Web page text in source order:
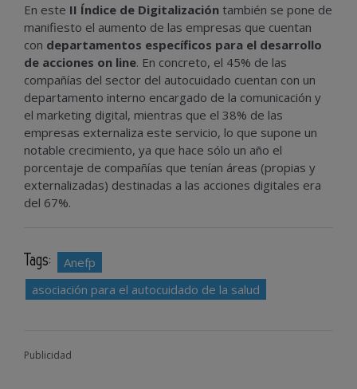
En este II Índice de Digitalización también se pone de
manifiesto el aumento de las empresas que cuentan
con departamentos específicos para el desarrollo
de acciones on line. En concreto, el 45% de las
compañías del sector del autocuidado cuentan con un
departamento interno encargado de la comunicación y
el marketing digital, mientras que el 38% de las
empresas externaliza este servicio, lo que supone un
notable crecimiento, ya que hace sólo un año el
porcentaje de compañías que tenían áreas (propias y
externalizadas) destinadas a las acciones digitales era
del 67%.
Tags:
Anefp
asociación para el autocuidado de la salud
Publicidad